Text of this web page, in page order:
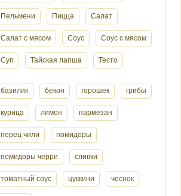
Пельмени Пицца Салат
Салат с мясом Соус Соус с мясом
Суп Тайская лапша Тесто
базилик бекон горошек грибы
курица лимон пармезан
перец чили помидоры
помидоры черри сливки
томатный соус цуккини чеснок